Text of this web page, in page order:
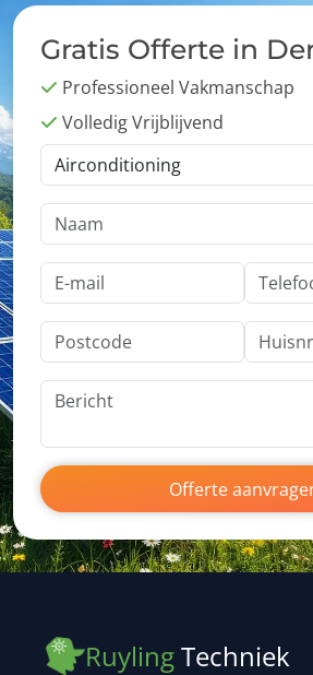
Gratis Offerte in
Professioneel Vakmanschap
Volledig Vrijblijvend
Offerte
RuylingTechniek